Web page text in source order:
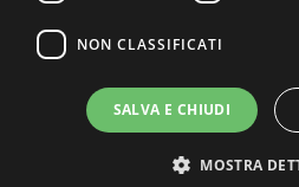
NON CLASSIFICATI
SALVA E CHIUDI
MOSTRA